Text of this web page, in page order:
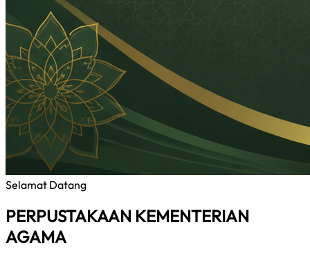
Selamat Datang
PERPUSTAKAAN KEMENTERIAN
AGAMA